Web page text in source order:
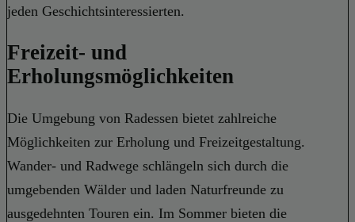
jeden Geschichtsinteressierten.
Freizeit- und
Erholungsmöglichkeiten
Die Umgebung von Radessen bietet zahlreiche
Möglichkeiten zur Erholung und Freizeitgestaltung.
Wander- und Radwege schlängeln sich durch die
umgebenden Wälder und laden Naturfreunde zu
ausgedehnten Touren ein. Im Sommer bieten die